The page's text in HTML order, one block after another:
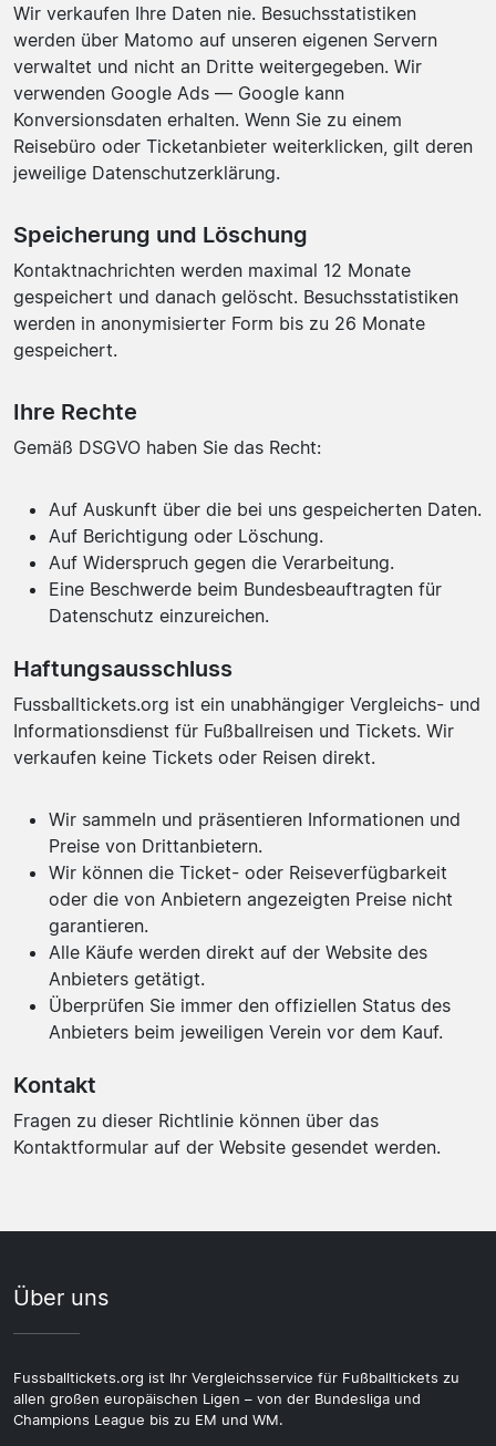
Wir verkaufen Ihre Daten nie. Besuchsstatistiken
werden über Matomo auf unseren eigenen Servern
verwaltet und nicht an Dritte weitergegeben. Wir
verwenden Google Ads — Google kann
Konversionsdaten erhalten. Wenn Sie zu einem
Reisebüro oder Ticketanbieter weiterklicken, gilt deren
jeweilige Datenschutzerklärung.
Speicherung und Löschung
Kontaktnachrichten werden maximal 12 Monate
gespeichert und danach gelöscht. Besuchsstatistiken
werden in anonymisierter Form bis zu 26 Monate
gespeichert.
Ihre Rechte
Gemäß DSGVO haben Sie das Recht:
Auf Auskunft über die bei uns gespeicherten Daten.
Auf Berichtigung oder Löschung.
Auf Widerspruch gegen die Verarbeitung.
Eine Beschwerde beim Bundesbeauftragten für
Datenschutz einzureichen.
Haftungsausschluss
Fussballtickets.org ist ein unabhängiger Vergleichs- und
Informationsdienst für Fußballreisen und Tickets. Wir
verkaufen keine Tickets oder Reisen direkt.
Wir sammeln und präsentieren Informationen und
Preise von Drittanbietern.
Wir können die Ticket- oder Reiseverfügbarkeit
oder die von Anbietern angezeigten Preise nicht
garantieren.
Alle Käufe werden direkt auf der Website des
Anbieters getätigt.
Überprüfen Sie immer den offiziellen Status des
Anbieters beim jeweiligen Verein vor dem Kauf.
Kontakt
Fragen zu dieser Richtlinie können über das
Kontaktformular auf der Website gesendet werden.
Über uns
Fussballtickets.org ist Ihr Vergleichsservice für Fußballtickets zu
allen großen europäischen Ligen – von der Bundesliga und
Champions League bis zu EM und WM.